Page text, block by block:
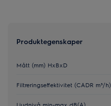
Produktegenskaper
Mått (mm) HxBxD
Filtreringseffektivitet (CADR m³/h)